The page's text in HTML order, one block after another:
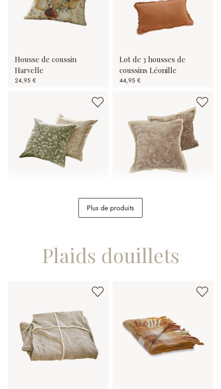
Housse de coussin
Harvelle
24,95 €
Lot de 3 housses de
coussins Léonille
44,95 €
Lot de 2 housses de
coussins Olicianne
Plus de produits
Plaids douillets